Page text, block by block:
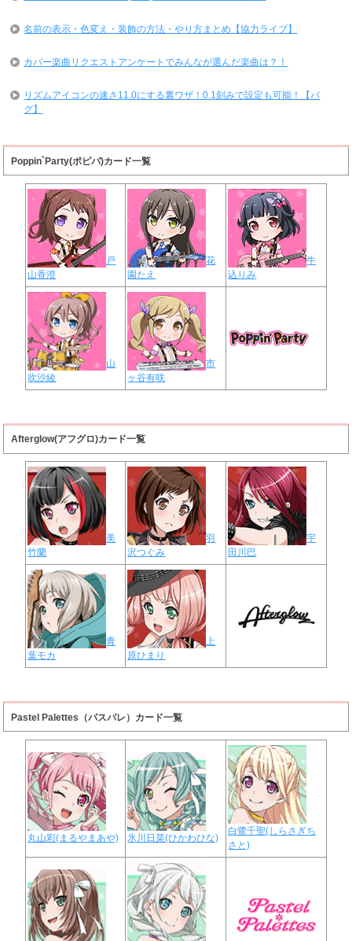
名前の表示・色変え・装飾の方法・やり方まとめ【協力ライブ】
カバー楽曲リクエストアンケートでみんなが選んだ楽曲は？！
リズムアイコンの速さ11.0にする裏ワザ！0.1刻みで設定も可能！【バ
グ】
Poppin`Party(ポピパ)カード一覧
戸
山香澄
花
園たえ
牛
込りみ
山
吹沙綾
市
ヶ谷有咲
Afterglow(アフグロ)カード一覧
美
竹蘭
羽
沢つぐみ
宇
田川巴
青
葉モカ
上
原ひまり
Pastel Palettes（パスパレ）カード一覧
丸山彩(まるやまあや) 氷川日菜(ひかわひな)
白鷺千聖(しらさぎち
さと)